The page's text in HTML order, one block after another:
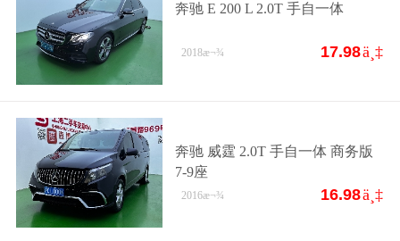
奔驰 E 200 L 2.0T 手自一体
17.98ä¸‡
2018æ¬¾
奔驰 威霆 2.0T 手自一体 商务版
7-9座
16.98ä¸‡
2016æ¬¾